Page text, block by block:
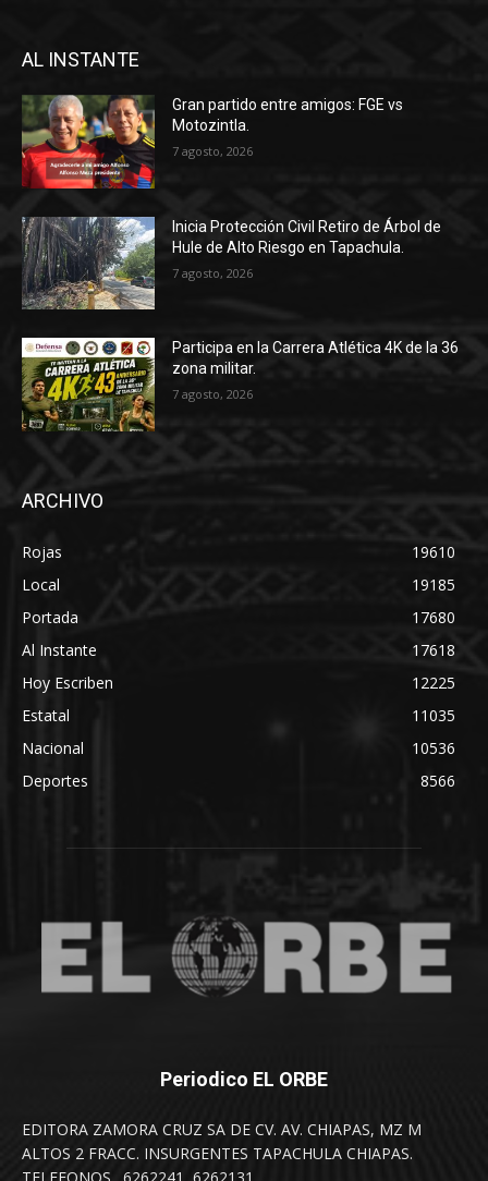
AL INSTANTE
Gran partido entre amigos: FGE vs
Motozintla.
7 agosto, 2026
Inicia Protección Civil Retiro de Árbol de
Hule de Alto Riesgo en Tapachula.
7 agosto, 2026
Participa en la Carrera Atlética 4K de la 36
zona militar.
7 agosto, 2026
ARCHIVO
Rojas
19610
Local
19185
Portada
17680
Al Instante
17618
Hoy Escriben
12225
Estatal
11035
Nacional
10536
Deportes
8566
Periodico EL ORBE
EDITORA ZAMORA CRUZ SA DE CV. AV. CHIAPAS, MZ M
ALTOS 2 FRACC. INSURGENTES TAPACHULA CHIAPAS.
TELEFONOS . 6262241, 6262131